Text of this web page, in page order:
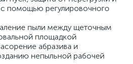
помощью регулировочного
пыли между щеточным
площадкой
абразива и
непыльной рабочей